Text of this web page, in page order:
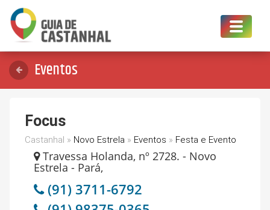
Toggle
Eventos
Focus
Castanhal » Novo Estrela » Eventos » Festa e Evento
Travessa Holanda, nº 2728. - Novo
Estrela - Pará,
(91) 3711-6792